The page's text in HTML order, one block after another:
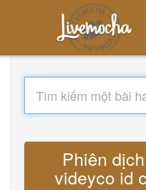
Phiên
videyco id